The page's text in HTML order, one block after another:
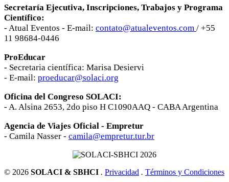
Secretaría Ejecutiva, Inscripciones, Trabajos y Programa
Científico:
- Atual Eventos - E-mail: contato@atualeventos.com / +55
11 98684-0446
ProEducar
- Secretaria científica: Marisa Desiervi
- E-mail: proeducar@solaci.org
Oficina del Congreso SOLACI:
- A. Alsina 2653, 2do piso H C1090AAQ - CABA Argentina
Agencia de Viajes Oficial - Empretur
- Camila Nasser - camila@empretur.tur.br
© 2026 SOLACI & SBHCI . Privacidad . Términos y Condiciones